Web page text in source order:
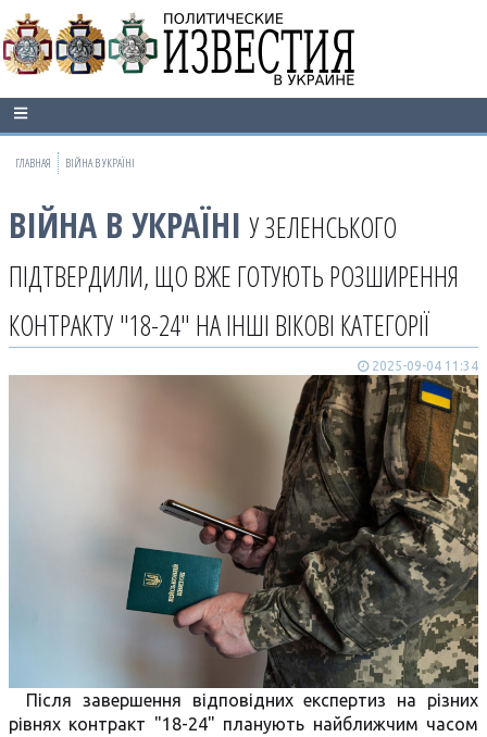
ГЛАВНАЯ ВІЙНА В УКРАЇНІ
ВІЙНА В УКРАЇНІ У ЗЕЛЕНСЬКОГО
ПІДТВЕРДИЛИ, ЩО ВЖЕ ГОТУЮТЬ РОЗШИРЕННЯ
КОНТРАКТУ "18-24" НА ІНШІ ВІКОВІ КАТЕГОРІЇ
2025-09-04 11:34
Після завершення відповідних експертиз на різних
рівнях контракт "18-24" планують найближчим часом